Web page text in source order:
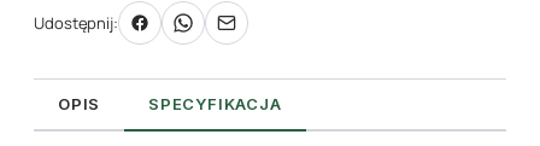
-
krawędziowa
Udostępnij:
OPIS SPECYFIKACJA